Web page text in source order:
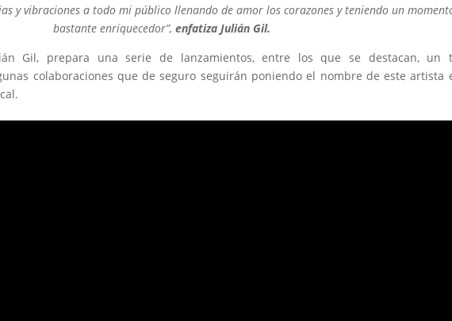
y vibraciones a todo mi público llenando de amor los corazones y teniendo un
bastante enriquecedor”,enfatiza Julián Gil.
Gil, prepara una serie de lanzamientos, entre los que se destacan, un
colaboraciones que de seguro seguirán poniendo el nombre de este artista